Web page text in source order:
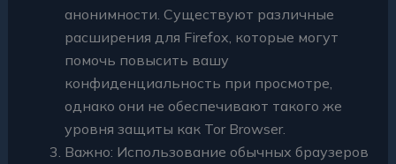
анонимности. Существуют различные
расширения для Firefox, которые могут
помочь повысить вашу
конфиденциальность при просмотре,
однако они не обеспечивают такого же
уровня защиты как Tor Browser.
Важно: Использование обычных браузеров